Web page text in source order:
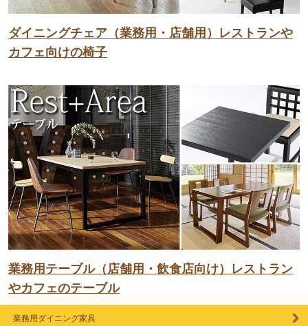
ダイニングチェア（業務用・店舗用）レストランや
カフェ向けの椅子
業務用テーブル（店舗用・飲食店向け）レストラン
やカフェのテーブル
業務用ダイニング家具